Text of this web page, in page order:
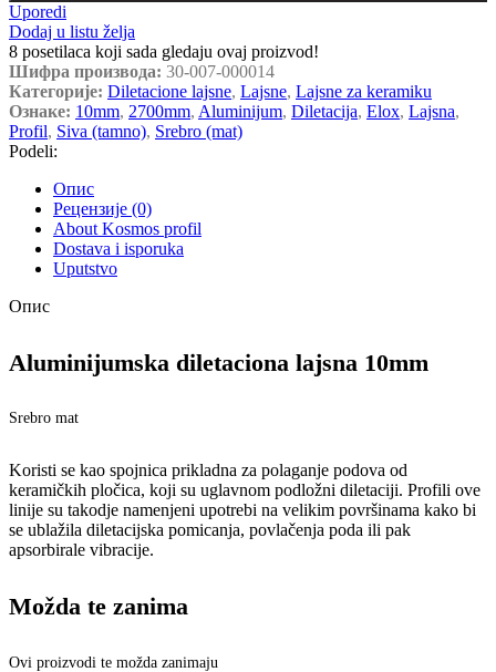
Uporedi
Dodaj u listu želja
8 posetilaca koji sada gledaju ovaj proizvod!
Шифра производа: 30-007-000014
Категорије: Diletacione lajsne, Lajsne, Lajsne za keramiku
Ознаке: 10mm, 2700mm, Aluminijum, Diletacija, Elox, Lajsna,
Profil, Siva (tamno), Srebro (mat)
Podeli:
Опис
Рецензије (0)
About Kosmos profil
Dostava i isporuka
Uputstvo
Опис
Aluminijumska diletaciona lajsna 10mm
Srebro mat
Koristi se kao spojnica prikladna za polaganje podova od
keramičkih pločica, koji su uglavnom podložni diletaciji. Profili ove
linije su takodje namenjeni upotrebi na velikim površinama kako bi
se ublažila diletacijska pomicanja, povlačenja poda ili pak
apsorbirale vibracije.
Možda te zanima
Ovi proizvodi te možda zanimaju